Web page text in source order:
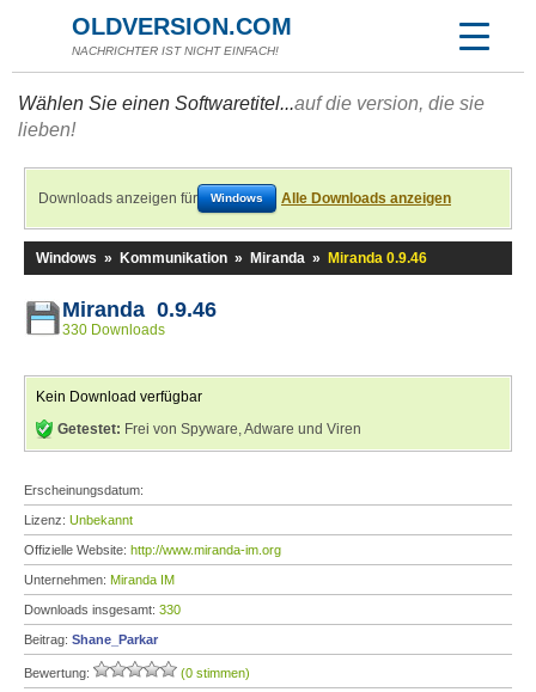
OLDVERSION.COM
NACHRICHTER IST NICHT EINFACH!
Wählen Sie einen Softwaretitel...auf die version, die sie
lieben!
Downloads anzeigen für Windows Alle Downloads anzeigen
Windows » Kommunikation » Miranda » Miranda 0.9.46
Miranda 0.9.46
330 Downloads
Kein Download verfügbar
Getestet: Frei von Spyware, Adware und Viren
Erscheinungsdatum:
Lizenz: Unbekannt
Offizielle Website: http://www.miranda-im.org
Unternehmen: Miranda IM
Downloads insgesamt: 330
Beitrag: Shane_Parkar
Bewertung: (0 stimmen)